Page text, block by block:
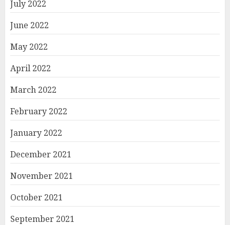
July 2022
June 2022
May 2022
April 2022
March 2022
February 2022
January 2022
December 2021
November 2021
October 2021
September 2021